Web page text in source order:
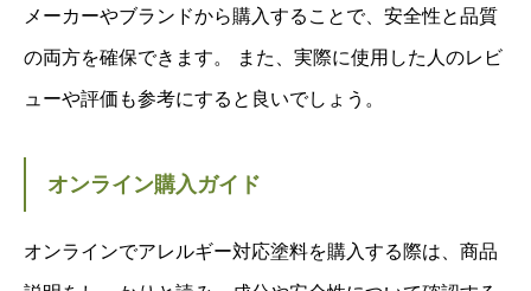
メーカーやブランドから購入することで、安全性と品質
の両方を確保できます。 また、実際に使用した人のレビ
ューや評価も参考にすると良いでしょう。
オンライン購入ガイド
オンラインでアレルギー対応塗料を購入する際は、商品